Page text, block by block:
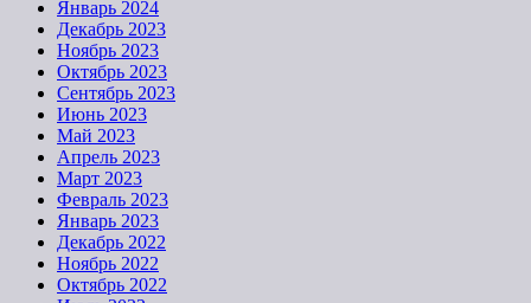
Январь 2024
Декабрь 2023
Ноябрь 2023
Октябрь 2023
Сентябрь 2023
Июнь 2023
Май 2023
Апрель 2023
Март 2023
Февраль 2023
Январь 2023
Декабрь 2022
Ноябрь 2022
Октябрь 2022